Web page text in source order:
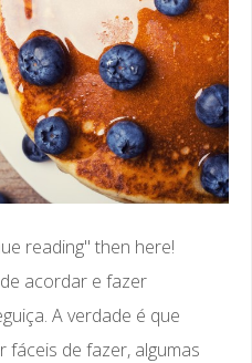
reading" then here!
acordar e fazer
A verdade é que
fáceis de fazer, algumas